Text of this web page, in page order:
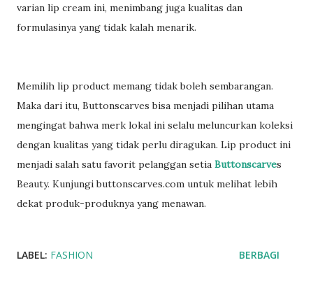
varian lip cream ini, menimbang juga kualitas dan
formulasinya yang tidak kalah menarik.
Memilih lip product memang tidak boleh sembarangan.
Maka dari itu, Buttonscarves bisa menjadi pilihan utama
mengingat bahwa merk lokal ini selalu meluncurkan koleksi
dengan kualitas yang tidak perlu diragukan. Lip product ini
menjadi salah satu favorit pelanggan setia Buttonscarves
Beauty. Kunjungi buttonscarves.com untuk melihat lebih
dekat produk-produknya yang menawan.
LABEL: FASHION BERBAGI